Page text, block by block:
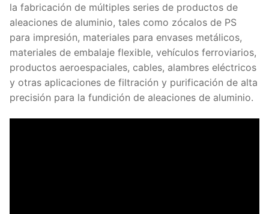
la fabricación de múltiples series de productos de
aleaciones de aluminio, tales como zócalos de PS
para impresión, materiales para envases metálicos,
materiales de embalaje flexible, vehículos ferroviarios,
productos aeroespaciales, cables, alambres eléctricos
y otras aplicaciones de filtración y purificación de alta
precisión para la fundición de aleaciones de aluminio.